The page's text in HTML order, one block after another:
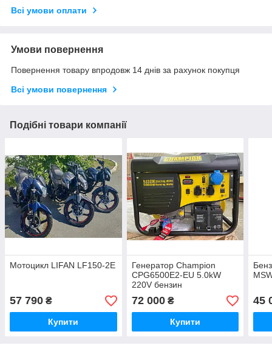
Всі умови оплати
Умови повернення
Повернення товару впродовж 14 днів за рахунок покупця
Всі умови повернення
Подібні товари компанії
Мотоцикл LIFAN LF150-2E
57 790 ₴
Купити
Генератор Champion
CPG6500E2-EU 5.0kW
220V бензин
72 000₴
Купити
45